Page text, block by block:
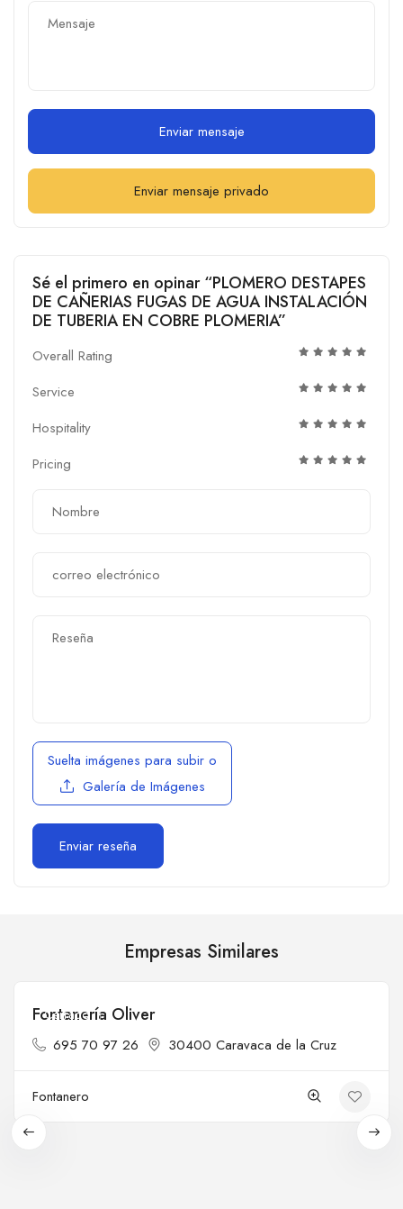
Enviar mensaje
Enviar mensaje privado
Sé el primero en opinar “PLOMERO DESTAPES
DE CAÑERIAS FUGAS DE AGUA INSTALACIÓN
DE TUBERIA EN COBRE PLOMERIA”
Overall Rating
Service
Hospitality
Pricing
Suelta imágenes para subir o
Galería de Imágenes
Empresas Similares
Cerrado
Fontanería Oliver
695 70 97 26 30400 Caravaca de la Cruz
Fontanero